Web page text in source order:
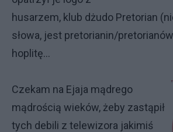
husarzem, klub dżudo Pretorian
słowa, jest pretorianin/
hoplitę...
Czekam na Ejaja mądrego
mądrością wieków, żeby zastąpił
tych debili z telewizora jakimiś